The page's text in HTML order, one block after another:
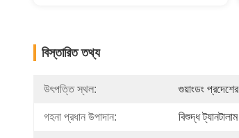
বিস্তারিত তথ্য
উৎপত্তি স্থল: গুয়াংডং প্রদেশের
গহনা প্রধান উপাদান: বিশুদ্ধ ট্যানটালাম